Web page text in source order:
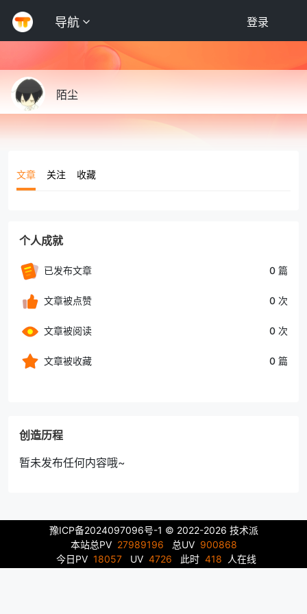
导航 登录
陌尘
文章 关注 收藏
个人成就
已发布文章 0 篇
文章被点赞 0 次
文章被阅读 0 次
文章被收藏 0 篇
创造历程
暂未发布任何内容哦~
豫ICP备2024097096号-1 © 2022-2026 技术派
本站总PV 27989196 总UV 900868
今日PV 18057 UV 4726 此时 418 人在线